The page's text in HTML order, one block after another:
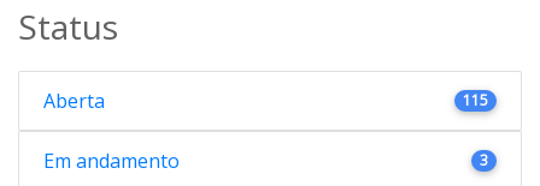
Status
Aberta 115
Em andamento 3